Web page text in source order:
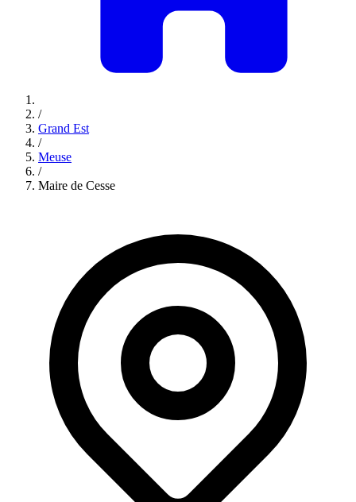
/
Grand Est
/
Meuse
/
Maire de Cesse